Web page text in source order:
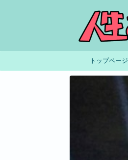
トップページ